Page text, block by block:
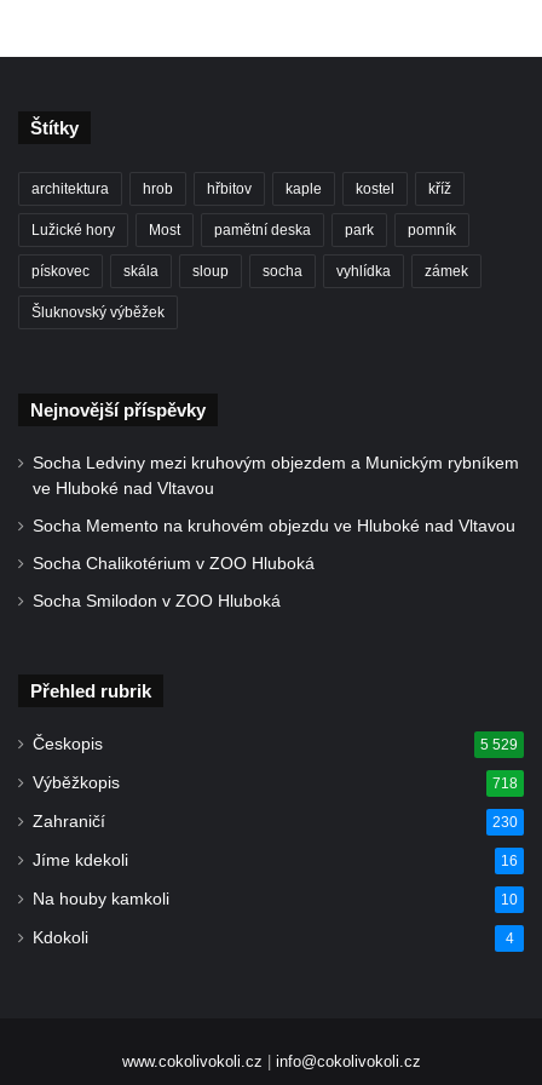
Štítky
architektura hrob hřbitov kaple kostel kříž
Lužické hory Most pamětní deska park pomník
pískovec skála sloup socha vyhlídka zámek
Šluknovský výběžek
Nejnovější příspěvky
Socha Ledviny mezi kruhovým objezdem a Munickým rybníkem
ve Hluboké nad Vltavou
Socha Memento na kruhovém objezdu ve Hluboké nad Vltavou
Socha Chalikotérium v ZOO Hluboká
Socha Smilodon v ZOO Hluboká
Přehled rubrik
Českopis 5 529
Výběžkopis 718
Zahraničí 230
Jíme kdekoli 16
Na houby kamkoli 10
Kdokoli 4
www.cokolivokoli.cz info@cokolivokoli.cz